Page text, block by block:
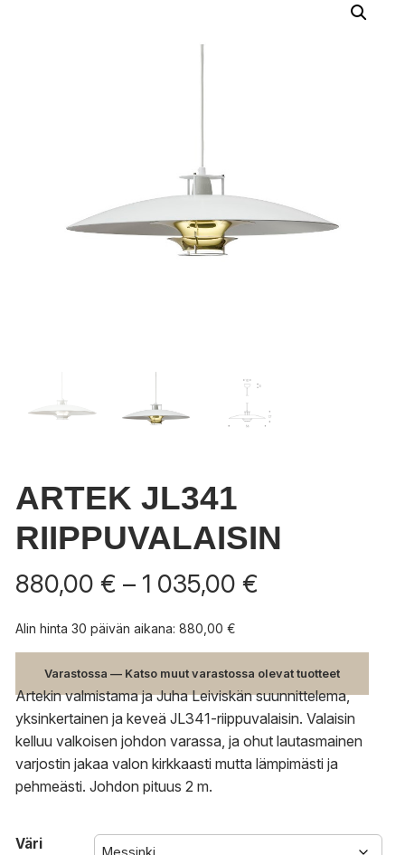
ARTEK JL341
RIIPPUVALAISIN
880,00 € – 1 035,00 €
1
035,00 €
Alin hinta 30 päivän aikana: 880,00 €
Varastossa — Katso muut varastossa olevat tuotteet
Artekin valmistama ja Juha Leiviskän suunnittelema,
yksinkertainen ja keveä JL341-riippuvalaisin. Valaisin
kelluu valkoisen johdon varassa, ja ohut lautasmainen
varjostin jakaa valon kirkkaasti mutta lämpimästi ja
pehmeästi. Johdon pituus 2 m.
Väri